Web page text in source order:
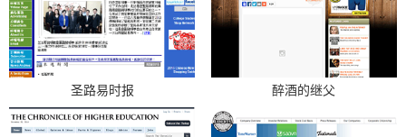
圣路易时报 醉酒的继父